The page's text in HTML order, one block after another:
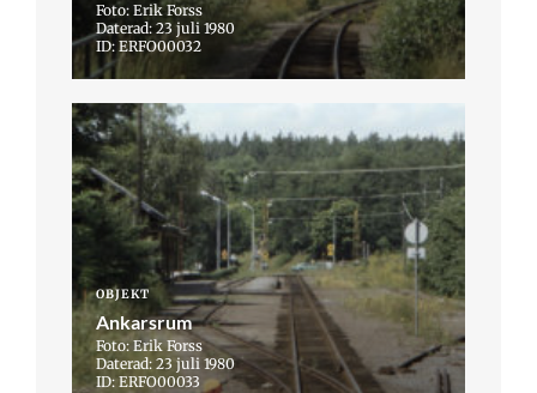
Foto: Erik Forss
Daterad: 23 juli 1980
ID: ERFO00032
OBJEKT
Ankarsrum
Foto: Erik Forss
Daterad: 23 juli 1980
ID: ERFO00033